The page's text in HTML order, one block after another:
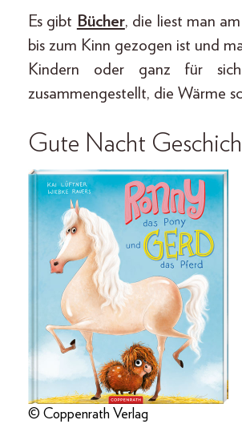
Es gibt Bücher, die liest man
bis zum Kinn gezogen ist und
Kindern oder ganz für
zusammengestellt, die Wärme
Gute Nacht
© Coppenrath Verlag